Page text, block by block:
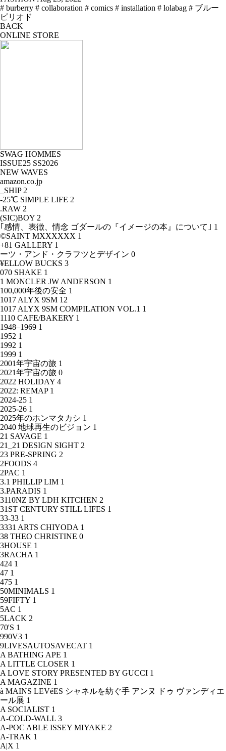
# burberry # collaboration # comics # installation # lolabag # ブルー
ピリオド
BACK
ONLINE STORE
SWAG HOMMES
ISSUE25 SS2026
NEW WAVES
amazon.co.jp
_SHIP 2
-25℃ SIMPLE LIFE 2
.RAW 2
(SIC)BOY 2
｢感情、表徴、情念 ゴダールの『イメージの本』について｣ 1
©SAINT MXXXXXX 1
+81 GALLERY 1
ーツ・アンド・クラフツとデザイン 0
¥ELLOW BUCKS 3
070 SHAKE 1
1 MONCLER JW ANDERSON 1
100,000年後の安全 1
1017 ALYX 9SM 12
1017 ALYX 9SM COMPILATION VOL.1 1
1110 CAFE/BAKERY 1
1948–1969 1
1952 1
1992 1
1999 1
2001年宇宙の旅 1
2021年宇宙の旅 0
2022 HOLIDAY 4
2022: REMAP 1
2024-25 1
2025-26 1
2025年のホンマタカシ 1
2040 地球再生のビジョン 1
21 SAVAGE 1
21_21 DESIGN SIGHT 2
23 PRE-SPRING 2
2FOODS 4
2PAC 1
3.1 PHILLIP LIM 1
3.PARADIS 1
3110NZ BY LDH KITCHEN 2
31ST CENTURY STILL LIFES 1
33-33 1
3331 ARTS CHIYODA 1
38 THEO CHRISTINE 0
3HOUSE 1
3RACHA 1
424 1
47 1
475 1
50MINIMALS 1
59FIFTY 1
5AC 1
5LACK 2
70'S 1
990V3 1
9LIVESAUTOSAVECAT 1
A BATHING APE 1
A LITTLE CLOSER 1
A LOVE STORY PRESENTED BY GUCCI 1
A MAGAZINE 1
à MAINS LEVéES シャネルを紡ぐ手 アンヌ ドゥ ヴァンディエ
ール展 1
A SOCIALIST 1
A-COLD-WALL 3
A-POC ABLE ISSEY MIYAKE 2
A-TRAK 1
A|X 1